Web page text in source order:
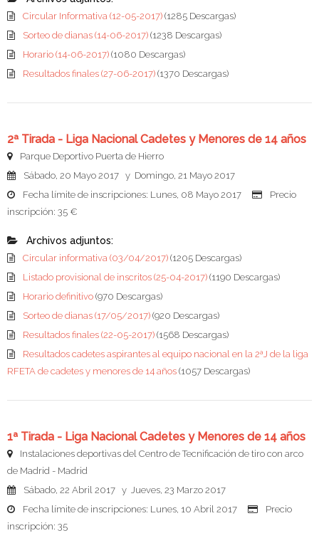
Circular Informativa (12-05-2017) (1285 Descargas)
Sorteo de dianas (14-06-2017) (1238 Descargas)
Horario (14-06-2017) (1080 Descargas)
Resultados finales (27-06-2017) (1370 Descargas)
2ª Tirada - Liga Nacional Cadetes y Menores de 14 años
Parque Deportivo Puerta de Hierro
Sábado, 20 Mayo 2017 y Domingo, 21 Mayo 2017
Fecha límite de inscripciones: Lunes, 08 Mayo 2017
Precio
inscripción: 35 €
Archivos adjuntos:
Circular informativa (03/04/2017) (1205 Descargas)
Listado provisional de inscritos (25-04-2017) (1190 Descargas)
Horario definitivo (970 Descargas)
Sorteo de dianas (17/05/2017) (920 Descargas)
Resultados finales (22-05-2017) (1568 Descargas)
Resultados cadetes aspirantes al equipo nacional en la 2ªJ de la liga
RFETA de cadetes y menores de 14 años (1057 Descargas)
1ª Tirada - Liga Nacional Cadetes y Menores de 14 años
Instalaciones deportivas del Centro de Tecnificación de tiro con arco
de Madrid - Madrid
Sábado, 22 Abril 2017 y Jueves, 23 Marzo 2017
Fecha límite de inscripciones: Lunes, 10 Abril 2017
Precio
inscripción: 35